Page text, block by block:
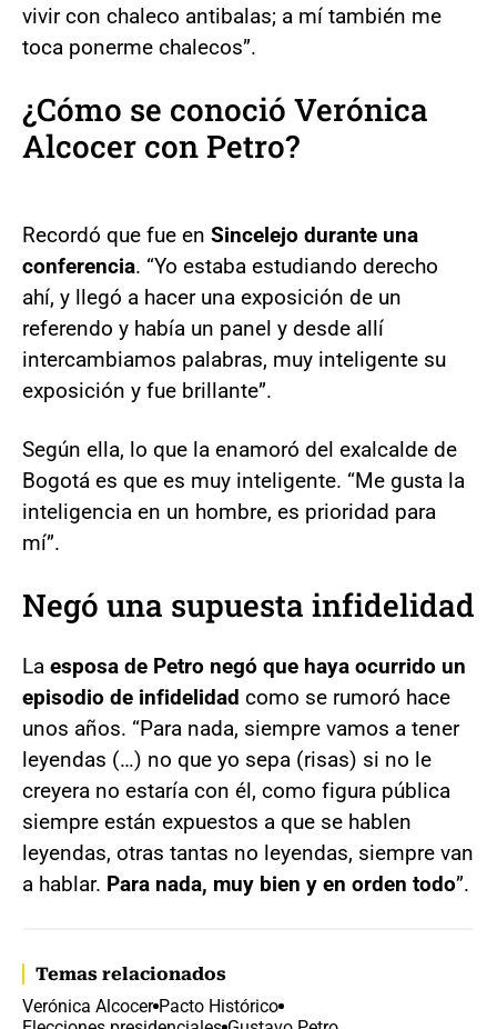
vivir con chaleco antibalas; a mí también me
toca ponerme chalecos”.
¿Cómo se conoció Verónica
Alcocer con Petro?
Recordó que fue en Sincelejo durante una
conferencia. “Yo estaba estudiando derecho
ahí, y llegó a hacer una exposición de un
referendo y había un panel y desde allí
intercambiamos palabras, muy inteligente su
exposición y fue brillante”.
Según ella, lo que la enamoró del exalcalde de
Bogotá es que es muy inteligente. “Me gusta la
inteligencia en un hombre, es prioridad para
mí”.
Negó una supuesta infidelidad
La esposa de Petro negó que haya ocurrido un
episodio de infidelidad como se rumoró hace
unos años. “Para nada, siempre vamos a tener
leyendas (…) no que yo sepa (risas) si no le
creyera no estaría con él, como figura pública
siempre están expuestos a que se hablen
leyendas, otras tantas no leyendas, siempre van
a hablar. Para nada, muy bien y en orden todo”.
Temas relacionados
Verónica Alcocer Pacto Histórico